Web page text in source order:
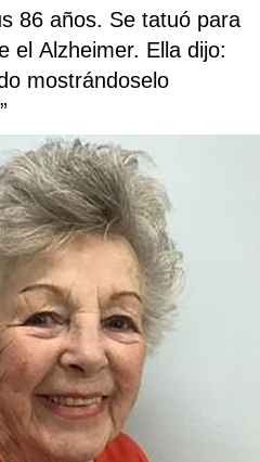
86 años. Se tatuó para
el Alzheimer. Ella dijo:
mostrándoselo